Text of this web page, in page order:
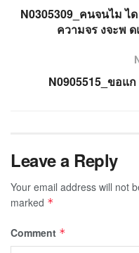
N0305309_คนจนไม ไ
ความจร งจะพ
N0905515_ขอแ
Leave a Reply
Your email address will not
marked *
Comment *